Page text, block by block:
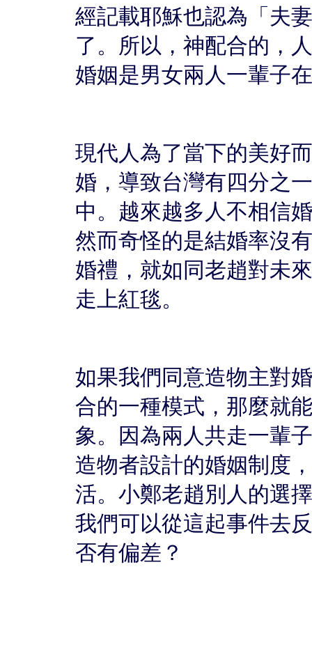
經記載耶穌也認為「夫
了。所以，神配合的，
婚姻是男女兩人一輩子
現代人為了當下的美好
婚，導致台灣有四分之
中。越來越多人不相信
然而奇怪的是結婚率沒
婚禮，就如同老趙對未
走上紅毯。
如果我們同意造物主對
合的一種模式，那麼就
象。因為兩人共走一輩
造物者設計的婚姻制度
活。小鄭老趙別人的選
我們可以從這起事件去
否有偏差？